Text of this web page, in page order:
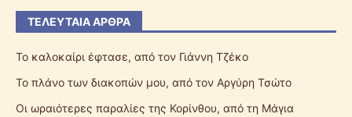
ΤΕΛΕΥΤΑΊΑ ΆΡΘΡΑ
Το καλοκαίρι έφτασε, από τον Γιάννη Τζέκο
Το πλάνο των διακοπών μου, από τον Αργύρη Τσώτο
Οι ωραιότερες παραλίες της Κορίνθου, από τη Μάγια